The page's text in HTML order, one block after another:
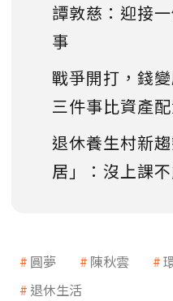
譚敦慈：迎接
事
戰爭開打，錢
三件事比資產
退休養生村新
居」：沒上課
圓夢 陳秋雲
退休生活